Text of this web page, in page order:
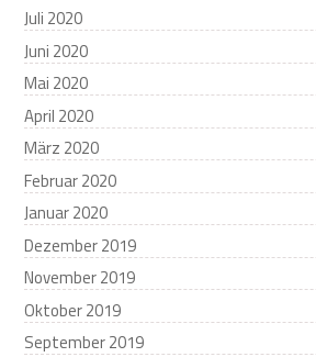
Juli 2020
Juni 2020
Mai 2020
April 2020
März 2020
Februar 2020
Januar 2020
Dezember 2019
November 2019
Oktober 2019
September 2019